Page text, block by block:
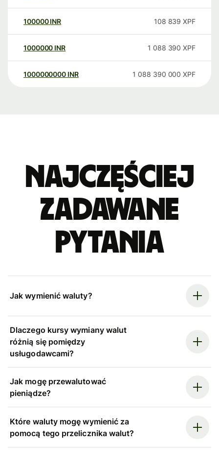
100000 INR 108 839 XPF
1000000 INR 1 088 390 XPF
1000000000 INR 1 088 390 000 XPF
Najczęściej
zadawane
pytania
Jak wymienić waluty?
Dlaczego kursy wymiany walut
różnią się pomiędzy
usługodawcami?
Jak mogę przewalutować
pieniądze?
Które waluty mogę wymienić za
pomocą tego przelicznika walut?